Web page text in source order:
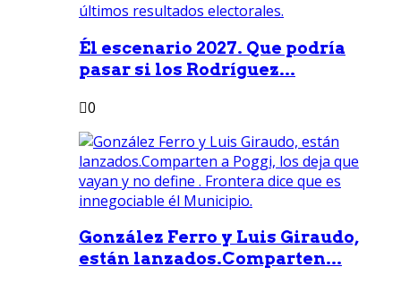
Él escenario 2027. Que podría
pasar si los Rodríguez...
0
González Ferro y Luis Giraudo,
están lanzados.Comparten...